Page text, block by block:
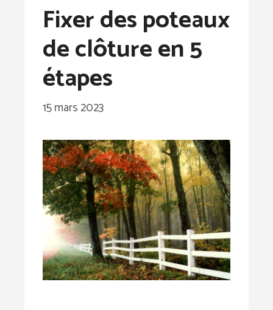
Fixer des poteaux
de clôture en 5
étapes
15 mars 2023